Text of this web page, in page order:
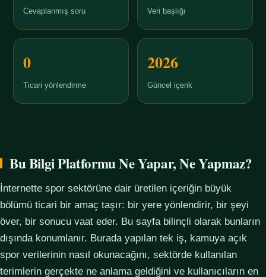
Cevaplanmış soru Veri başlığı
0
Ticari yönlendirme
2026
Güncel içerik
Bu Bilgi Platformu Ne Yapar, Ne Yapmaz?
İnternette spor sektörüne dair üretilen içeriğin büyük
bölümü ticari bir amaç taşır: bir yere yönlendirir, bir şeyi
över, bir sonucu vaat eder. Bu sayfa bilinçli olarak bunların
dışında konumlanır. Burada yapılan tek iş, kamuya açık
spor verilerinin nasıl okunacağını, sektörde kullanılan
terimlerin gerçekte ne anlama geldiğini ve kullanıcıların en